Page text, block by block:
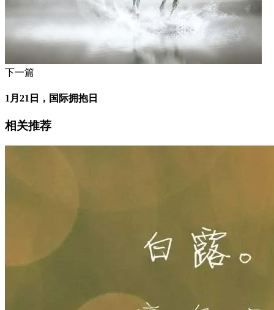
下一篇
1月21日，国际拥抱日
相关推荐